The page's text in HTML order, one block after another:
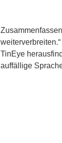
TinEye
auffällige